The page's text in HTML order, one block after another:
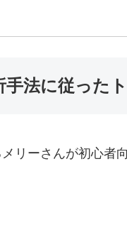
手法に従った
リーさんが初心者